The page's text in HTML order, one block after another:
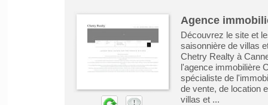
Agence
Découvrez le site et
saisonnière de villas
Chetry Realty à
l'agence immobilière
spécialiste de
de vente, de location
villas et ...